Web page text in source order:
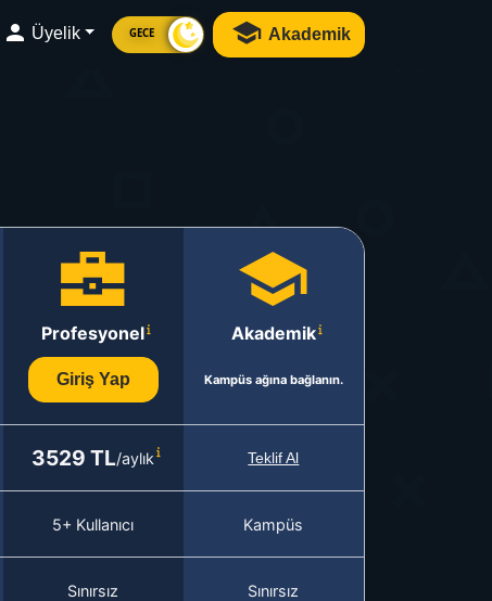
Üyelik GECE Akademik
Profesyonel
Giriş Yap
Akademik
Kampüs ağına bağlanın.
3529 TL/aylık Teklif Al
5+ Kullanıcı Kampüs
Sınırsız Sınırsız